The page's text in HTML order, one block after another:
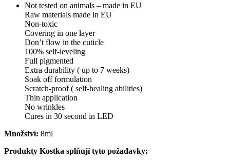
Not tested on animals – made in EU
Raw materials made in EU
Non-toxic
Covering in one layer
Don’t flow in the cuticle
100% self-leveling
Full pigmented
Extra durability ( up to 7 weeks)
Soak off formulation
Scratch-proof ( self-healing abilities)
Thin application
No wrinkles
Cures in 30 second in LED
Množství: 8ml
Produkty Kostka splňují tyto požadavky: